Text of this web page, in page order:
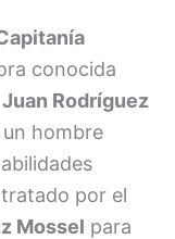
conocida
Juan Rodríguez
hombre
por el
Mossel para